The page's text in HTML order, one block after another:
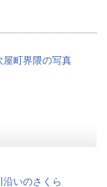
町界隈の写真
いのさくら